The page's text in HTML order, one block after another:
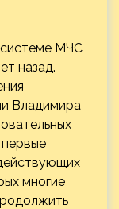
системе МЧС
назад.
Владимира
многие